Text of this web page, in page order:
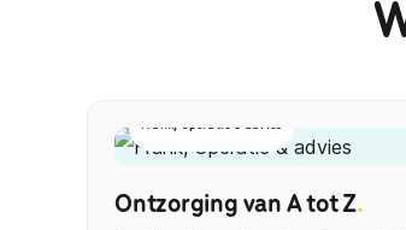
Frank, Operatie & advies
Ontzorging van A tot Z.